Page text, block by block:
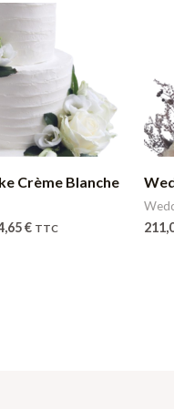
Crème Blanche
€
Plage
211,00 €
à
664,65 €
TTC